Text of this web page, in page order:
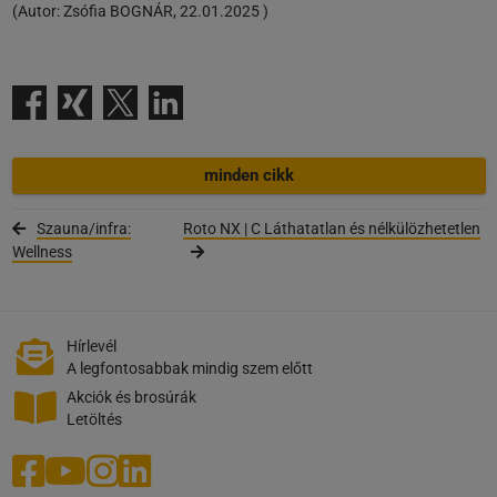
(Autor:Zsófia BOGNÁR, 22.01.2025)
minden cikk
Szauna/infra:
Wellness
Roto NX | C Láthatatlan és nélkülözhetetlen
Hírlevél
A legfontosabbak mindig szem előtt
Akciók és brosúrák
Letöltés